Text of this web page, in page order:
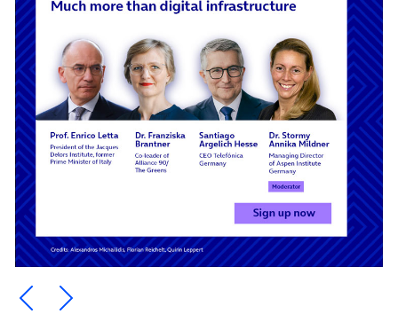
Ein Element zurück blättern
Ein Element weiter blättern